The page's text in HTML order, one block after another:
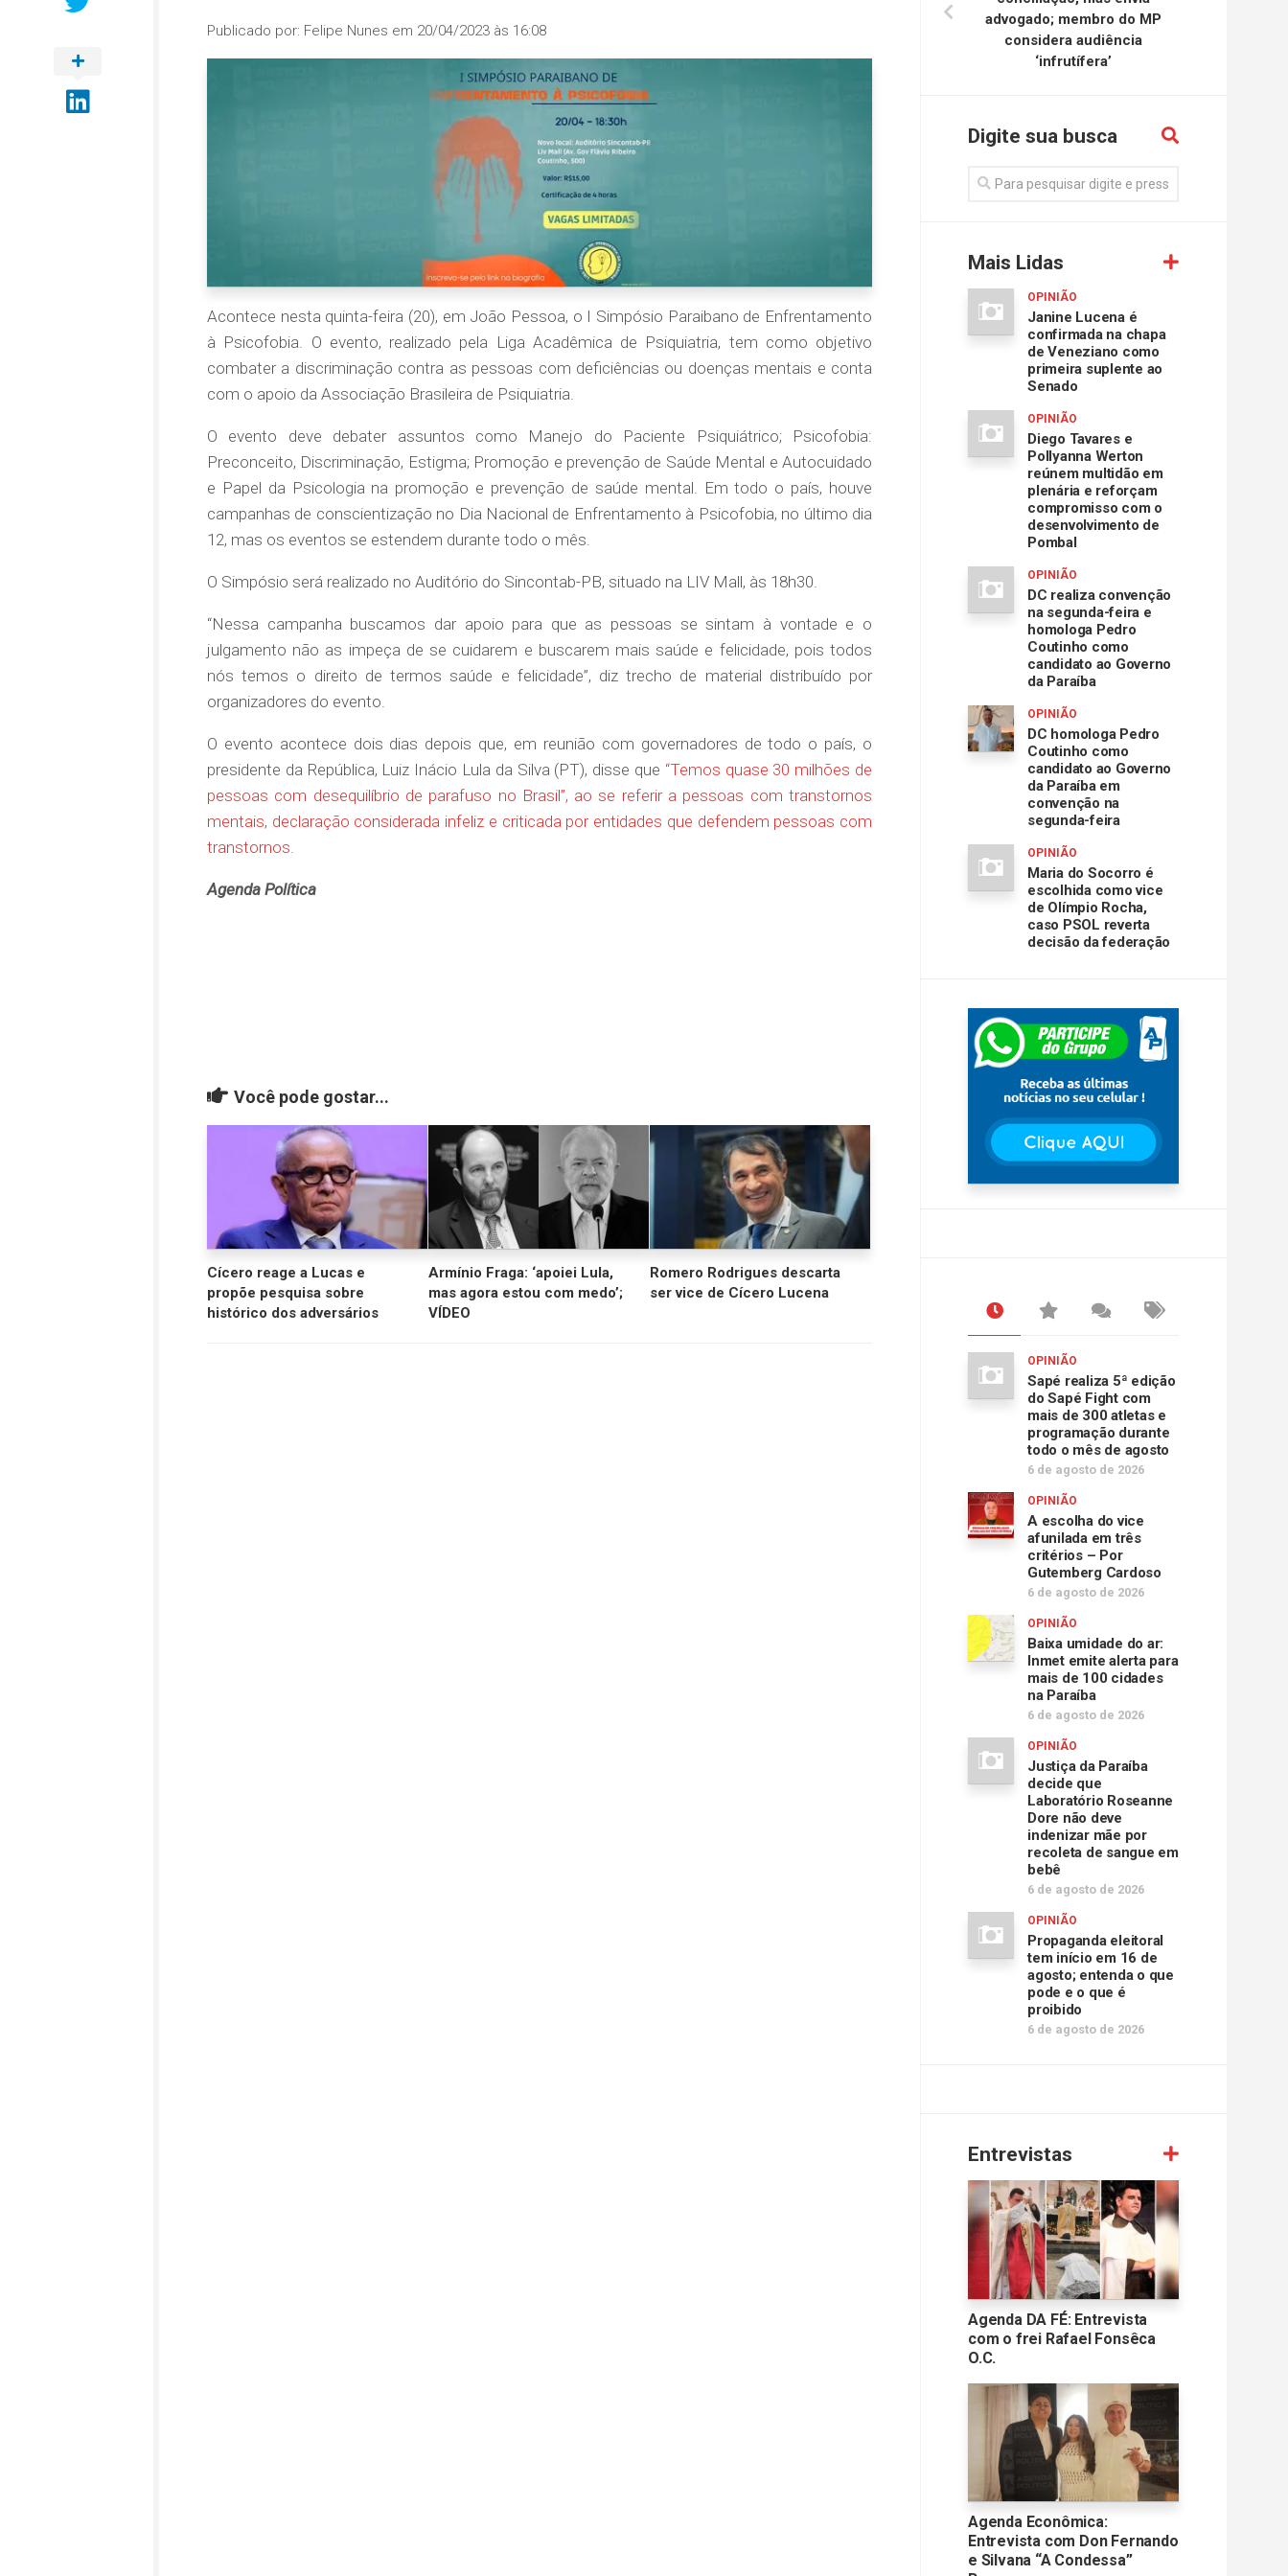
Publicado por: Felipe Nunes em 20/04/2023 às 16:08
Acontece nesta quinta-feira (20), em João Pessoa, o I Simpósio Paraibano de Enfrentamento
à Psicofobia. O evento, realizado pela Liga Acadêmica de Psiquiatria, tem como objetivo
combater a discriminação contra as pessoas com deficiências ou doenças mentais e conta
com o apoio da Associação Brasileira de Psiquiatria.
O evento deve debater assuntos como Manejo do Paciente Psiquiátrico; Psicofobia:
Preconceito, Discriminação, Estigma; Promoção e prevenção de Saúde Mental e Autocuidado
e Papel da Psicologia na promoção e prevenção de saúde mental. Em todo o país, houve
campanhas de conscientização no Dia Nacional de Enfrentamento à Psicofobia, no último dia
12, mas os eventos se estendem durante todo o mês.
O Simpósio será realizado no Auditório do Sincontab-PB, situado na LIV Mall, às 18h30.
“Nessa campanha buscamos dar apoio para que as pessoas se sintam à vontade e o
julgamento não as impeça de se cuidarem e buscarem mais saúde e felicidade, pois todos
nós temos o direito de termos saúde e felicidade”, diz trecho de material distribuído por
organizadores do evento.
O evento acontece dois dias depois que, em reunião com governadores de todo o país, o
presidente da República, Luiz Inácio Lula da Silva (PT), disse que “Temos quase 30 milhões de
pessoas com desequilíbrio de parafuso no Brasil”, ao se referir a pessoas com transtornos
mentais, declaração considerada infeliz e criticada por entidades que defendem pessoas com
transtornos.
Agenda Política
Você pode gostar...
Cícero reage a Lucas e
propõe pesquisa sobre
histórico dos adversários
Armínio Fraga: ‘apoiei Lula,
mas agora estou com medo’;
VÍDEO
Romero Rodrigues descarta
ser vice de Cícero Lucena
advogado; membro do MP
considera audiência
‘infrutífera’
Digite sua busca
Mais Lidas
OPINIÃO
Janine Lucena é
confirmada na chapa
de Veneziano como
primeira suplente ao
Senado
OPINIÃO
Diego Tavares e
Pollyanna Werton
reúnem multidão em
plenária e reforçam
compromisso com o
desenvolvimento de
Pombal
OPINIÃO
DC realiza convenção
na segunda-feira e
homologa Pedro
Coutinho como
candidato ao Governo
da Paraíba
OPINIÃO
DC homologa Pedro
Coutinho como
candidato ao Governo
da Paraíba em
convenção na
segunda-feira
OPINIÃO
Maria do Socorro é
escolhida como vice
de Olímpio Rocha,
caso PSOL reverta
decisão da federação
OPINIÃO
Sapé realiza 5ª edição
do Sapé Fight com
mais de 300 atletas e
programação durante
todo o mês de agosto
6 de agosto de 2026
OPINIÃO
A escolha do vice
afunilada em três
critérios – Por
Gutemberg Cardoso
6 de agosto de 2026
OPINIÃO
Baixa umidade do ar:
Inmet emite alerta para
mais de 100 cidades
na Paraíba
6 de agosto de 2026
OPINIÃO
Justiça da Paraíba
decide que
Laboratório Roseanne
Dore não deve
indenizar mãe por
recoleta de sangue em
bebê
6 de agosto de 2026
OPINIÃO
Propaganda eleitoral
tem início em 16 de
agosto; entenda o que
pode e o que é
proibido
6 de agosto de 2026
Entrevistas
Agenda DA FÉ: Entrevista
com o frei Rafael Fonsêca
O.C.
Agenda Econômica:
Entrevista com Don Fernando
e Silvana “A Condessa”